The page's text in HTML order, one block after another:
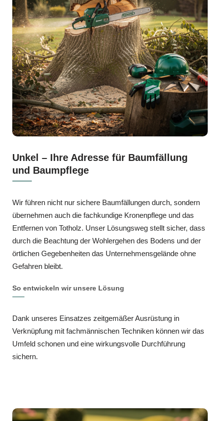
Unkel – Ihre Adresse für Baumfällung
und Baumpflege
Wir führen nicht nur sichere Baumfällungen durch, sondern
übernehmen auch die fachkundige Kronenpflege und das
Entfernen von Totholz. Unser Lösungsweg stellt sicher, dass
durch die Beachtung der Wohlergehen des Bodens und der
örtlichen Gegebenheiten das Unternehmensgelände ohne
Gefahren bleibt.
So entwickeln wir unsere Lösung
Dank unseres Einsatzes zeitgemäßer Ausrüstung in
Verknüpfung mit fachmännischen Techniken können wir das
Umfeld schonen und eine wirkungsvolle Durchführung
sichern.